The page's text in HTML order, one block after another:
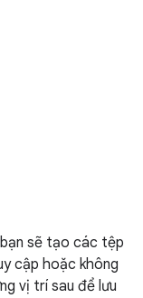
sẽ tạo các tệp
cập hoặc không
vị trí sau để lưu